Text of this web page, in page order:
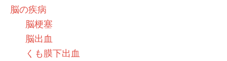
脳の疾病
脳梗塞
脳出血
くも膜下出血